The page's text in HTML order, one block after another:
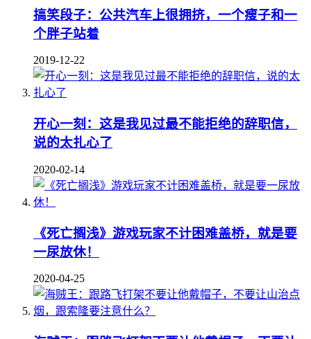
搞笑段子：公共汽车上很拥挤，一个瘦子和一
个胖子站着
2019-12-22
开心一刻：这是我见过最不能拒绝的辞职信，
说的太扎心了
2020-02-14
《死亡搁浅》游戏玩家不计困难盖桥，就是要
一尿放休！
2020-04-25